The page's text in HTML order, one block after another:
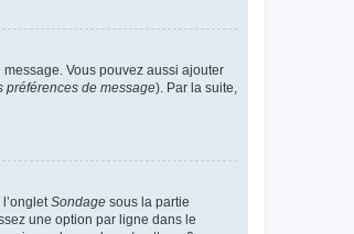
Vous pouvez aussi ajouter
préférences de message). Par la suite,
Sondage sous la partie
une option par ligne dans le